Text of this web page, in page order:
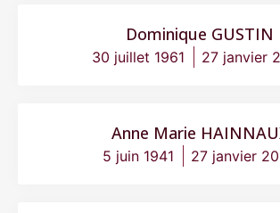
Dominique GUSTIN
30 juillet 1961 27 janvier
Anne Marie
5 juin 1941 27 janvier